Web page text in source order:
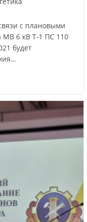
с плановыми
6 кВ Т-1 ПС 110
будет